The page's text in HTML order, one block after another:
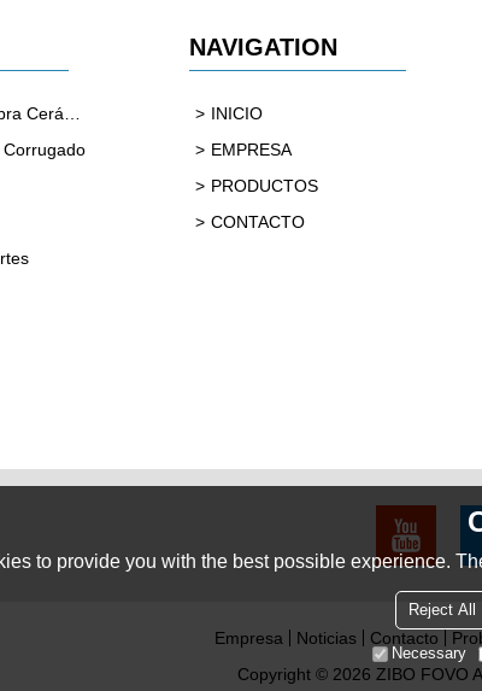
Corrugado
NAVIGATION
INICIO
EMPRESA
PRODUCTOS
CONTACTO
Empresa Noticias Contacto
Copyright © 2026 ZIBO FOVO
to provide you with the best possible experience.
Reject All
Necessary